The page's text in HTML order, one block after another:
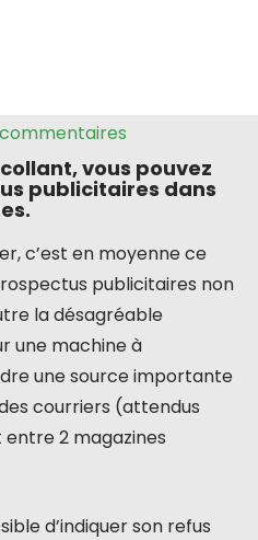
vous pouvez
publicitaires dans
c’est en moyenne ce
publicitaires non
la désagréable
une machine à
une source importante
courriers (attendus
2 magazines
d’indiquer son refus